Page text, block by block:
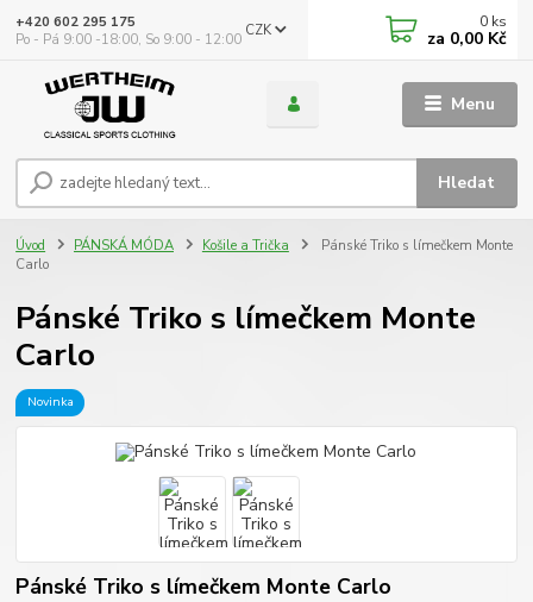
Menu
CZK
Hledat
+420 602 295 175
Po - Pá 9:00 -18:00, So 9:00 - 12:00
0 ks
za 0,00 Kč
Úvod PÁNSKÁ MÓDA Košile a Trička
Pánské Triko s límečkem Monte
Carlo
Pánské Triko s límečkem Monte
Carlo
Novinka
Pánské Triko s límečkem Monte Carlo